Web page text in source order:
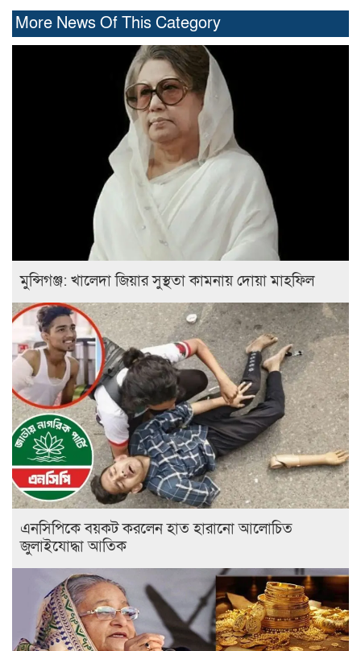
More News Of This Category
মুন্সিগঞ্জ: খালেদা জিয়ার সুস্থতা কামনায় দোয়া মাহফিল
এনসিপিকে বয়কট করলেন হাত হারানো আলোচিত
জুলাইযোদ্ধা আতিক